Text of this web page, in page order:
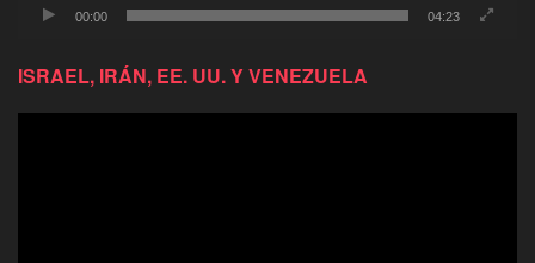
00:00 04:23
ISRAEL, IRÁN, EE. UU. Y VENEZUELA